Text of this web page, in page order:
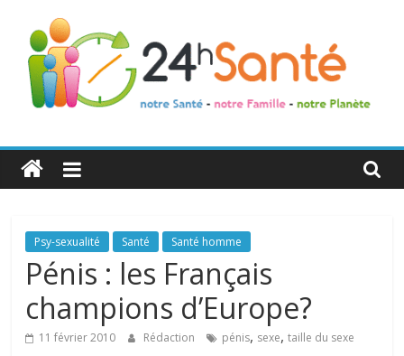
24h
Santé
La
santé
toute
famille
Psy-sexualité Santé Santé homme
Pénis : les Français
champions d’Europe?
11 février 2010 Rédaction pénis, sexe,taille du sexe